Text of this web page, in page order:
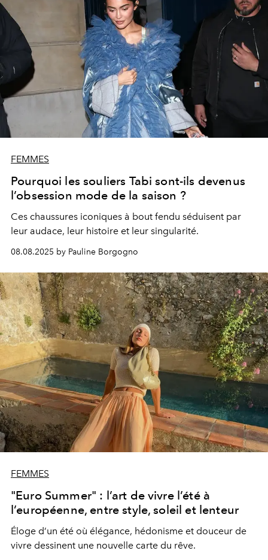
FEMMES
Pourquoi les souliers Tabi sont-ils devenus
l’obsession mode de la saison ?
Ces chaussures iconiques à bout fendu séduisent par
leur audace, leur histoire et leur singularité.
08.08.2025 by Pauline Borgogno
FEMMES
"Euro Summer" : l’art de vivre l’été à
l’européenne, entre style, soleil et lenteur
Éloge d’un été où élégance, hédonisme et douceur de
vivre dessinent une nouvelle carte du rêve.